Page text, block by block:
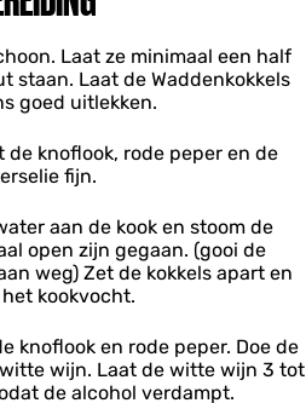
Laat ze minimaal een half
staan. Laat de Waddenkokkels
goed uitlekken.
knoflook, rode peper en de
fijn.
aan de kook en stoom de
open zijn gegaan. (gooi de
weg) Zet de kokkels apart en
kookvocht.
knoflook en rode peper. Doe de
wijn. Laat de witte wijn 3 tot
de alcohol verdampt.